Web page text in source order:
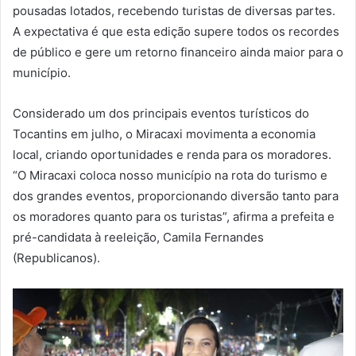
pousadas lotados, recebendo turistas de diversas partes.
A expectativa é que esta edição supere todos os recordes
de público e gere um retorno financeiro ainda maior para o
município.
Considerado um dos principais eventos turísticos do
Tocantins em julho, o Miracaxi movimenta a economia
local, criando oportunidades e renda para os moradores.
“O Miracaxi coloca nosso município na rota do turismo e
dos grandes eventos, proporcionando diversão tanto para
os moradores quanto para os turistas”, afirma a prefeita e
pré-candidata à reeleição, Camila Fernandes
(Republicanos).